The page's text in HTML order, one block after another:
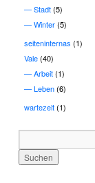
Stadt(5)
Winter(5)
seiteninternas (1)
Vale(40)
Arbeit(1)
Leben(6)
wartezeit(1)